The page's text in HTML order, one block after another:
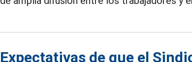
Expectativas de que el